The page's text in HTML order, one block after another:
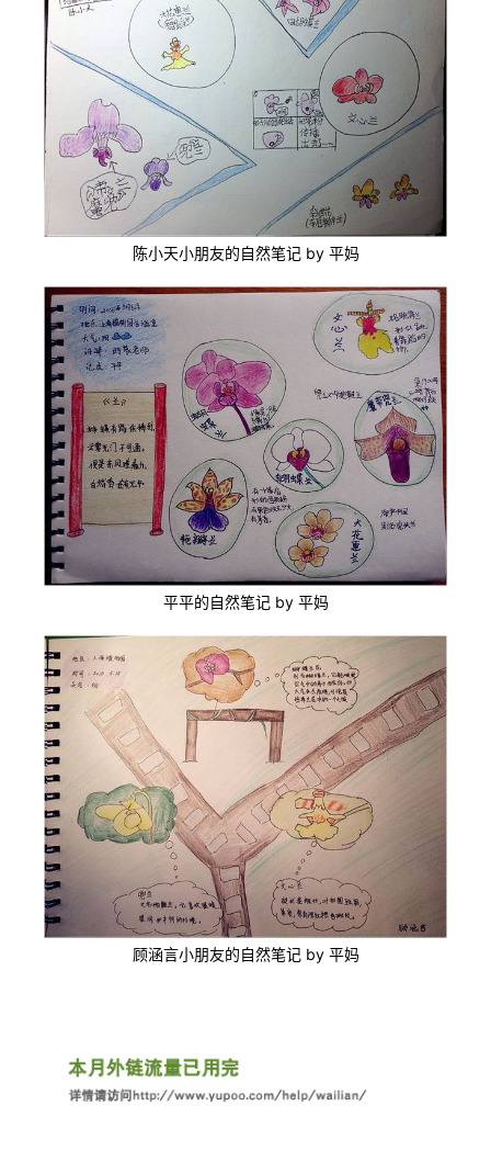
陈小天小朋友的自然笔记 by 平妈
平平的自然笔记 by 平妈
顾涵言小朋友的自然笔记 by 平妈